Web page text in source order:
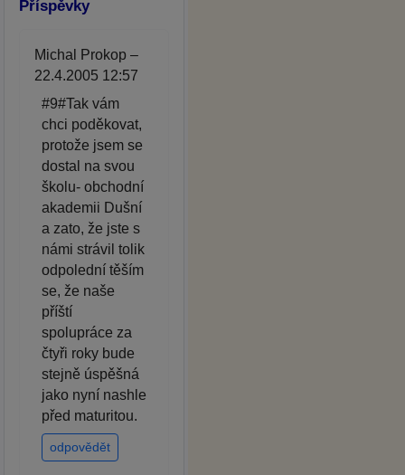
Příspěvky
Michal Prokop –
22.4.2005 12:57
#9#Tak vám
chci poděkovat,
protože jsem se
dostal na svou
školu- obchodní
akademii Dušní
a zato, že jste s
námi strávil tolik
odpolední těším
se, že naše
příští
spolupráce za
čtyři roky bude
stejně úspěšná
jako nyní nashle
před maturitou.
odpovědět